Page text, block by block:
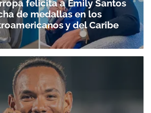
felicita a Emily Santos
de medallas en los
y del Caribe